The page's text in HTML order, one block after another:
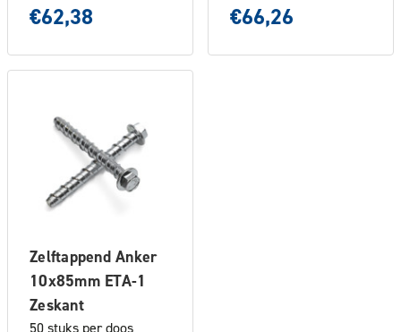
€62,38 €66,26
Zelftappend Anker
10x85mm ETA-1
Zeskant
50 stuks per doos